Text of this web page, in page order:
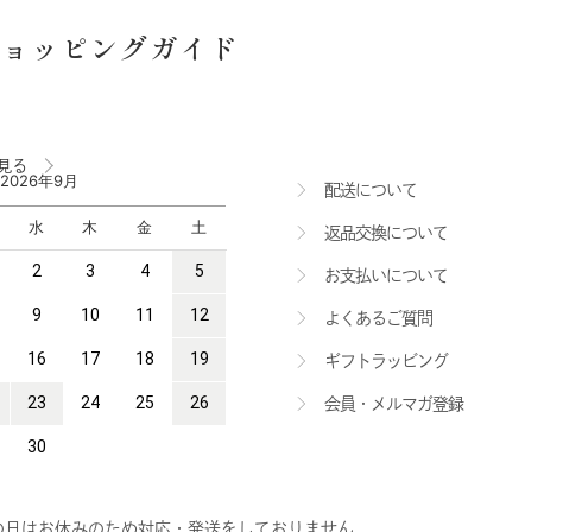
ッピングガイド
る
配送について
返品交換について
お支払いについて
よくあるご質問
ギフトラッビング
会員・メルマガ登録
はお休みのため対応・発送をしておりません